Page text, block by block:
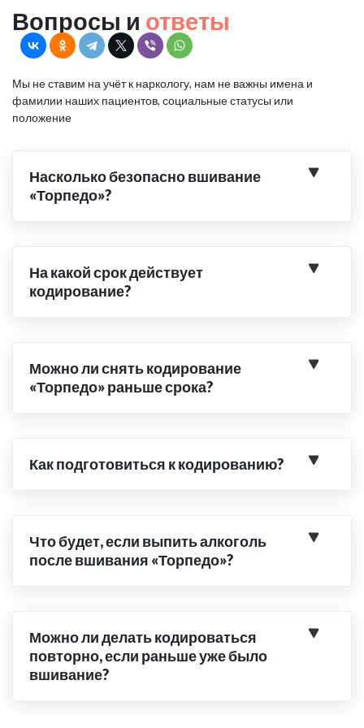
Вопросы и ответы
Мы не ставим на учёт к наркологу, нам не важны имена и
фамилии наших пациентов, социальные статусы или
положение
Насколько безопасно вшивание
«Торпедо»?
На какой срок действует
кодирование?
Можно ли снять кодирование
«Торпедо» раньше срока?
Как подготовиться к кодированию?
Что будет, если выпить алкоголь
после вшивания «Торпедо»?
Можно ли делать кодироваться
повторно, если раньше уже было
вшивание?